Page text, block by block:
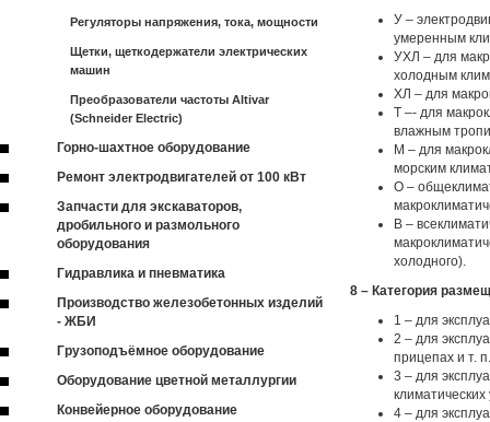
Регуляторы напряжения, тока, мощности
Щетки, щеткодержатели электрических
машин
Преобразователи частоты Altivar
(Schneider Electric)
Горно-шахтное оборудование
Ремонт электродвигателей от 100 кВт
Запчасти для экскаваторов,
дробильного и размольного
оборудования
Гидравлика и пневматика
Производство железобетонных изделий
- ЖБИ
Грузоподъёмное оборудование
Оборудование цветной металлургии
Конвейерное оборудование
У –
умеренным
УХЛ – для
холодным
ХЛ – для
Т –- для
влажным
М – для
морским
О –
В –
холодного).
8 – Категория
1 – для
2 – для
прицепах и т.
3 – для
климатических
4 – для